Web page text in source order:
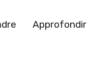
Approfondir